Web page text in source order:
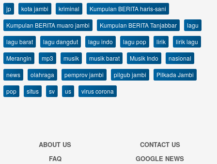
jp
kota jambi kriminal
Kumpulan BERITA haris-sani
Kumpulan BERITA muaro jambi
Kumpulan BERITA Tanjabbar
lagu
lagu barat
lagu dangdut lagu indo lagu pop lirik
lirik lagu
Merangin
mp3 musik musik barat Musik Indo
nasional
news
olahraga pemprov jambi pilgub jambi
Pilkada Jambi
pop
situs sv us virus corona
ABOUT US
CONTACT US
FAQ
GOOGLE NEWS